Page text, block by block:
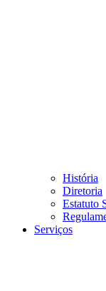
História
Diretoria
Estatuto
Serviços